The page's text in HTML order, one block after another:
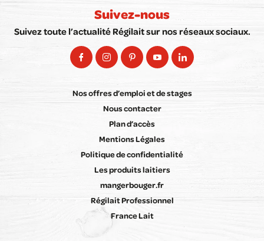
Suivez-nous
Suivez toute l’actualité Régilait sur nos réseaux sociaux.
Nos offres d’emploi et de stages
Nous contacter
Plan d’accès
Mentions Légales
Politique de confidentialité
Les produits laitiers
mangerbouger.fr
Régilait Professionnel
France Lait